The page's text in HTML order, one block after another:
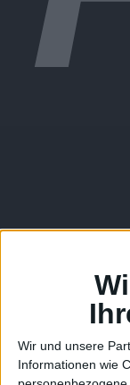
Wir und unsere
Informationen wie